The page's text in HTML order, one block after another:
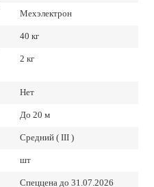
Мехэлектрон
40 кг
2 кг
Нет
До 20 м
Средний ( III )
шт
Спеццена до 31.07.2026